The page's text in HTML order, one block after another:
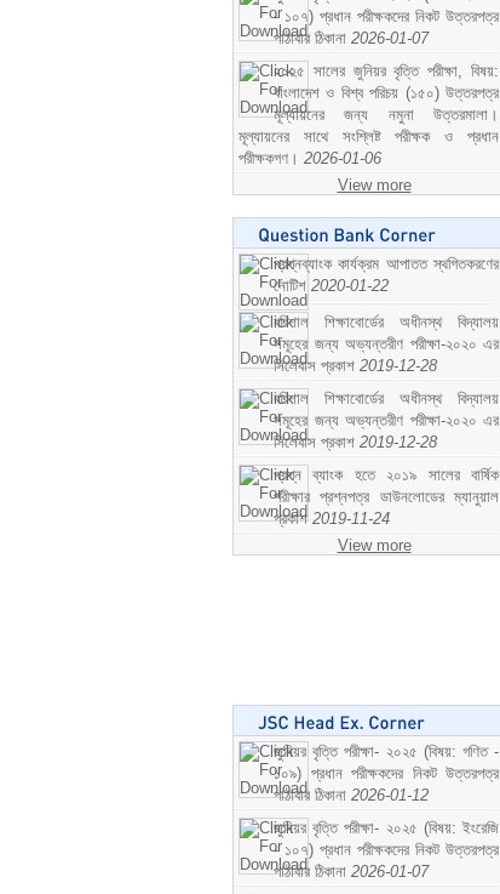
- ১০৭) প্রধান পরীক্ষকদের নিকট উত্তরপত্র
পাঠাবার ঠিকানা 2026-01-07
২০২৫ সালের জুনিয়র বৃত্তি পরীক্ষা, বিষয়:
বাংলাদেশ ও বিশ্ব পরিচয় (১৫০) উত্তরপত্র
মূল্যায়নের জন্য নমুনা উত্তরমালা।
মূল্যায়নের সাথে সংশ্লিষ্ট পরীক্ষক ও প্রধান
পরীক্ষকগণ। 2026-01-06
View more
প্রশ্নব্যাংক কার্যক্রম আপাতত স্থগিতকরণের
নোটিশ 2020-01-22
বরিশাল শিক্ষাবোর্ডের অধীনস্থ বিদ্যালয়
সমূহের জন্য অভ্যন্তরীণ পরীক্ষা-২০২০ এর
সিলেবাস প্রকাশ 2019-12-28
বরিশাল শিক্ষাবোর্ডের অধীনস্থ বিদ্যালয়
সমূহের জন্য অভ্যন্তরীণ পরীক্ষা-২০২০ এর
সিলেবাস প্রকাশ 2019-12-28
প্রশ্ন ব্যাংক হতে ২০১৯ সালের বার্ষিক
পরীক্ষার প্রশ্নপত্র ডাউনলোডের ম্যানুয়াল
প্রকাশ 2019-11-24
View more
জুনিয়র বৃত্তি পরীক্ষা- ২০২৫ (বিষয়: গণিত -
১০৯) প্রধান পরীক্ষকদের নিকট উত্তরপত্র
পাঠাবার ঠিকানা 2026-01-12
জুনিয়র বৃত্তি পরীক্ষা- ২০২৫ (বিষয়: ইংরেজি
- ১০৭) প্রধান পরীক্ষকদের নিকট উত্তরপত্র
পাঠাবার ঠিকানা 2026-01-07